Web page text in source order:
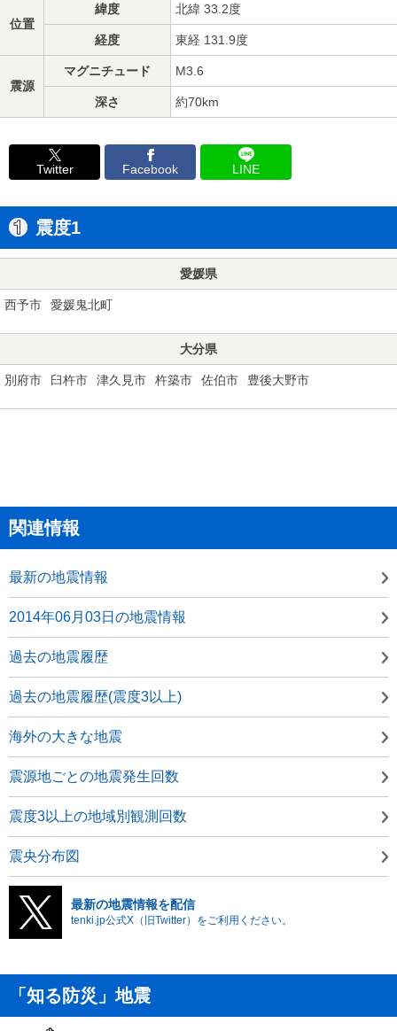
位置
緯度 北緯 33.2度
経度 東経 131.9度
震源
マグニチュード M3.6
深さ 約70km
Twitter Facebook LINE
震度1
愛媛県
西予市 愛媛鬼北町
大分県
別府市 臼杵市 津久見市 杵築市 佐伯市 豊後大野市
関連情報
最新の地震情報
2014年06月03日の地震情報
過去の地震履歴
過去の地震履歴(震度3以上)
海外の大きな地震
震源地ごとの地震発生回数
震度3以上の地域別観測回数
震央分布図
最新の地震情報を配信
tenki.jp公式X（旧Twitter）をご利用ください。
「知る防災」地震